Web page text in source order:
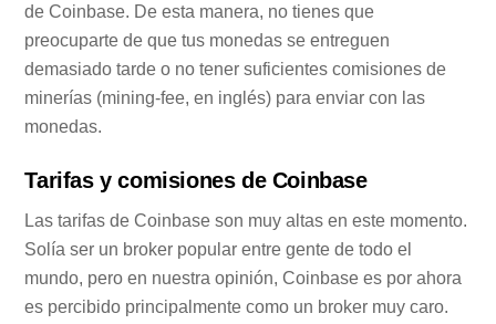
de Coinbase. De esta manera, no tienes que
preocuparte de que tus monedas se entreguen
demasiado tarde o no tener suficientes comisiones de
minerías (mining-fee, en inglés) para enviar con las
monedas.
Tarifas y comisiones de Coinbase
Las tarifas de Coinbase son muy altas en este momento.
Solía ser un broker popular entre gente de todo el
mundo, pero en nuestra opinión, Coinbase es por ahora
es percibido principalmente como un broker muy caro.